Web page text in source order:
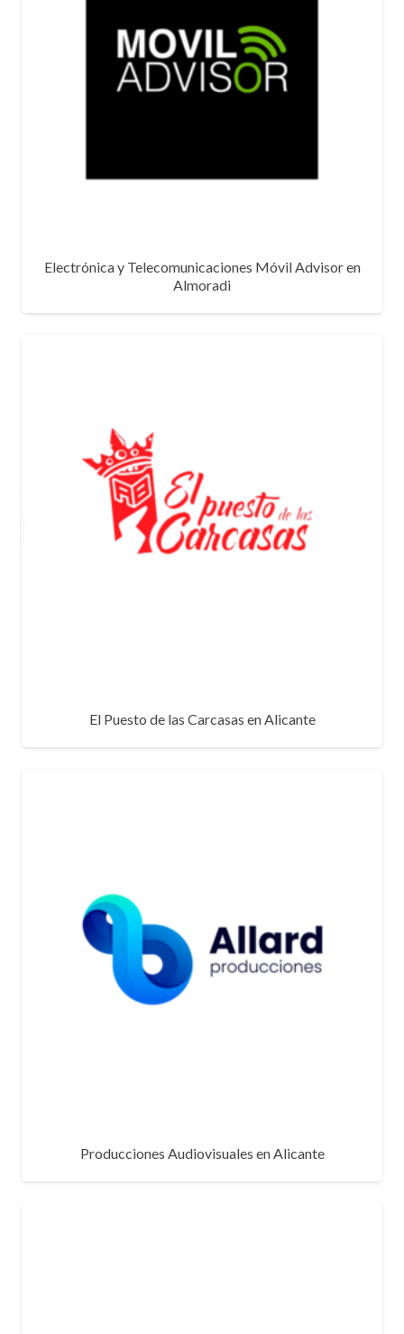
Electrónica y Telecomunicaciones Móvil Advisor en
Almoradi
El Puesto de las Carcasas en Alicante
Producciones Audiovisuales en Alicante